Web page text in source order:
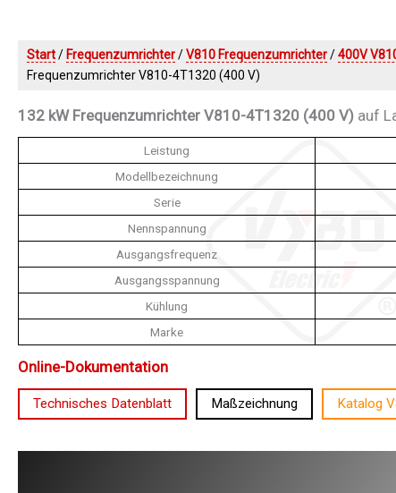
Start/ Frequenzumrichter/V810 Frequenzumrichter/400V
Frequenzumrichter V810-4T1320 (400 V)
132 kW Frequenzumrichter V810-4T1320 (400 V) auf
Leistung
Modellbezeichnung
Serie
Nennspannung
Ausgangsfrequenz
Ausgangsspannung
Kühlung
Marke
Online-Dokumentation
Technisches Datenblatt Maßzeichnung Katalog